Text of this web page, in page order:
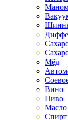
Мёд
Вино
Пиво
Масло
Спирт